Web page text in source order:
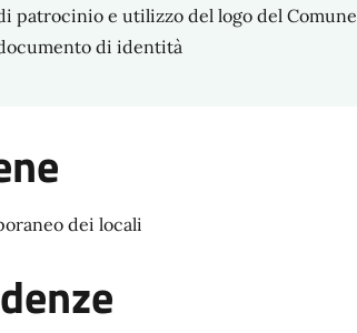
patrocinio e utilizzo del logo del Comune
di identità
dei locali